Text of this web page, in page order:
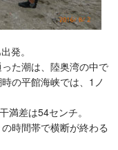
発。
た潮は、陸奥湾の中で
の平館海峡では、1ノ
満差は54センチ。
時間帯で横断が終わる